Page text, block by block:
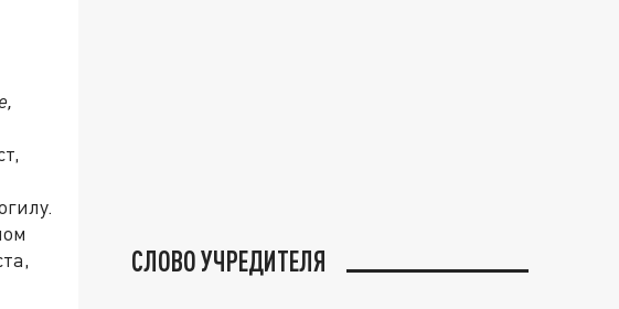
СЛОВО УЧРЕДИТЕЛЯ